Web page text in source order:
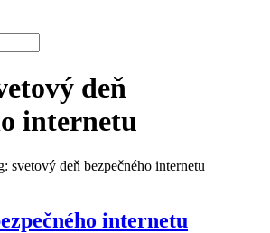
deň
internetu
svetový deň bezpečného internetu
internetu